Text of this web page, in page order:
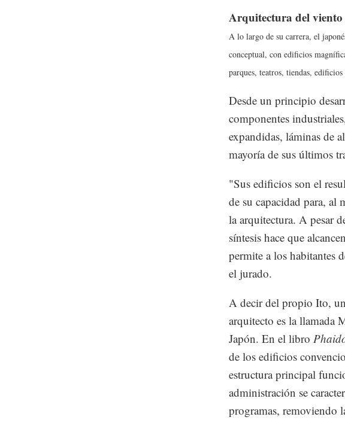
Arquitectura del viento
A lo largo de su carrera, el
conceptual, con edificios
parques, teatros, tiendas,
Desde un principio
componentes
expandidas, láminas de
mayoría de sus últimos
"Sus edificios son el
de su capacidad para, al
la arquitectura. A pesar
síntesis hace que
permite a los habitantes
el jurado.
A decir del propio Ito,
arquitecto es la llamada
Japón. En el libro
de los edificios
estructura principal
administración se
programas, removiendo